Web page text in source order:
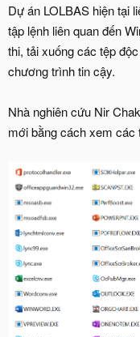
Dự án LOLBAS hiện tại
tập lệnh liên quan đến
thi, tải xuống các tệp
chương trình tin cậy.
Nhà nghiên cứu Nir
mới bằng cách xem các